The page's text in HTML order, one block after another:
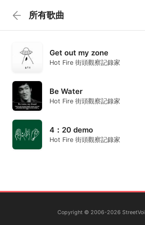
所有歌曲
Get out my zone
Hot Fire 街頭觀察記錄家
Be Water
Hot Fire 街頭觀察記錄家
4：20 demo
Hot Fire 街頭觀察記錄家
Copyright © 2006-2026